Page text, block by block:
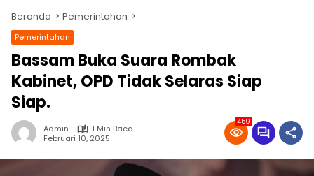
Beranda Pemerintahan
Pemerintahan
Bassam Buka Suara Rombak
Kabinet, OPD Tidak Selaras Siap
Siap.
Admin
1 Min Baca
Februari 10, 2025
459